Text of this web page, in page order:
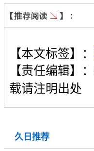
【本文标签】：
【责任编辑】：
载请注明出处
久日推荐